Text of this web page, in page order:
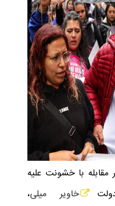
مقابله با خشونت علیه
خاویر میلی،